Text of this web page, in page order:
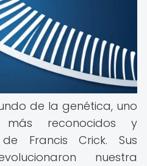
de la genética, uno
reconocidos y
Francis Crick. Sus
nuestra